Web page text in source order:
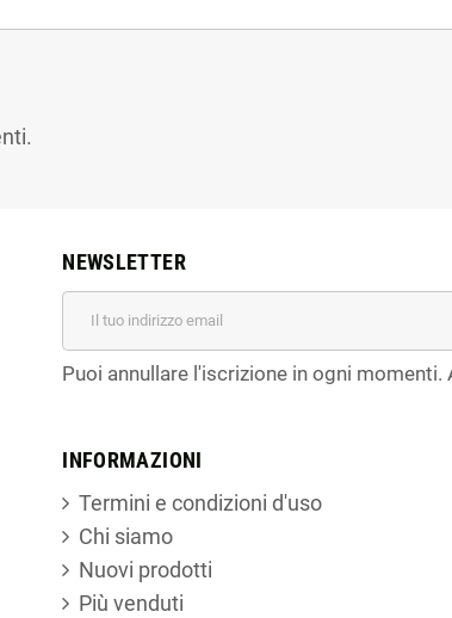
NEWSLETTER
Puoi annullare l'iscrizione in ogni
INFORMAZIONI
Termini e condizioni d'uso
Chi siamo
Nuovi prodotti
Più venduti